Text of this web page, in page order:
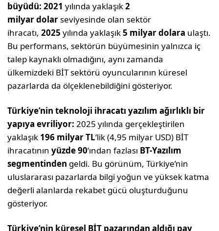
büyüdü: 2021 yılında yaklaşık2
milyardolarseviyesinde olan sektör
ihracatı,2025yılında yaklaşık5 milyar dolara ulaştı.
Bu performans, sektörün büyümesinin yalnızca iç
talep kaynaklı olmadığını, aynı zamanda
ülkemizdeki BİT sektörü oyuncularının küresel
pazarlarda da ölçeklenebildiğini gösteriyor.
Türkiye’nin teknoloji ihracatı yazılım ağırlıklı bir
yapıya evriliyor: 2025 yılında gerçekleştirilen
yaklaşık 196 milyar TL‘lik (4,95 milyar USD) BİT
ihracatınınyüzde 90‘ından fazlası BT-Yazılım
segmentinden geldi. Bu görünüm, Türkiye’nin
uluslararası pazarlarda bilgi yoğun ve yüksek katma
değerli alanlarda rekabet gücü oluşturduğunu
gösteriyor.
Türkiye’nin küresel BİT pazarından aldığı pay